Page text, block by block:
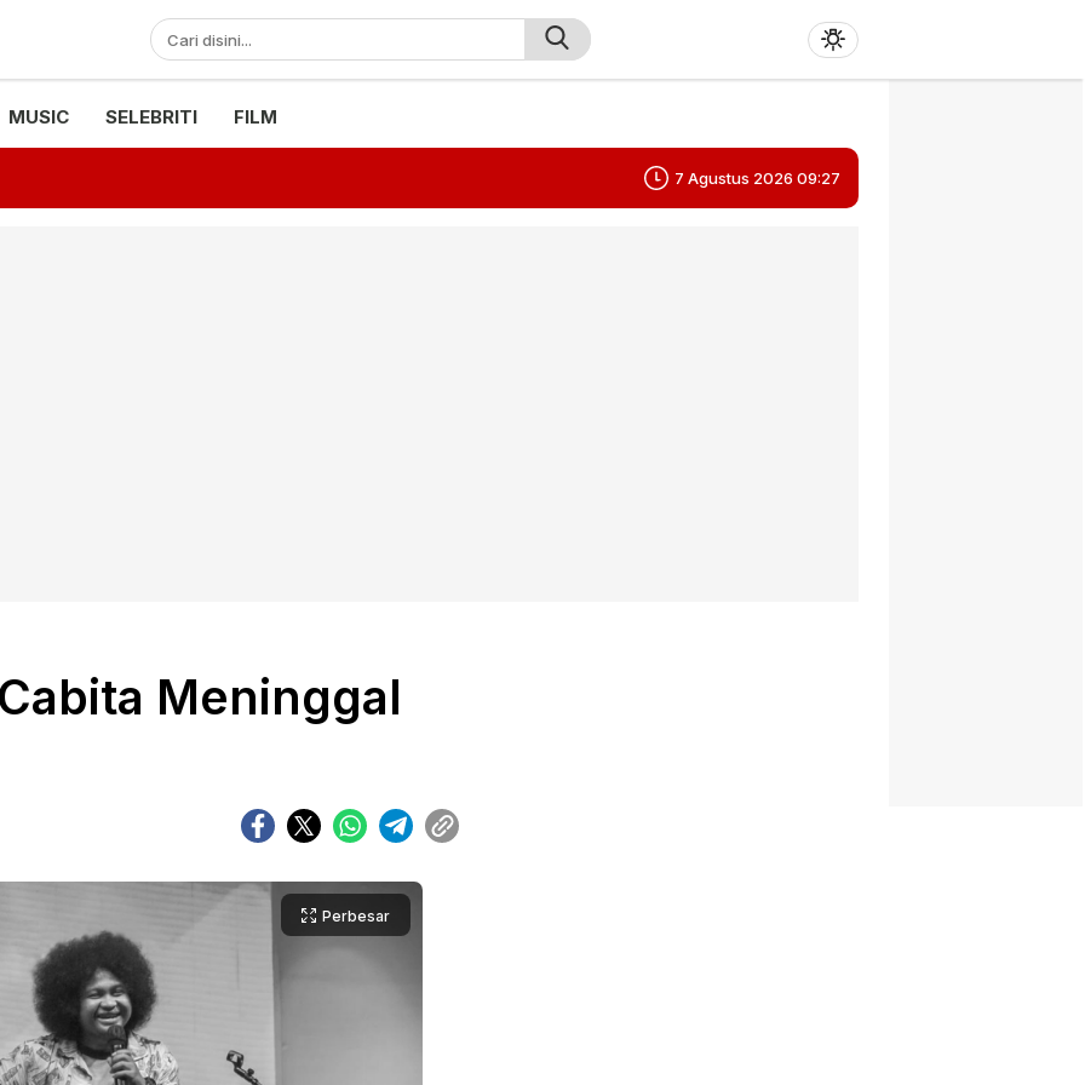
MUSIC SELEBRITI FILM
7 Agustus 2026 09:27
Meninggal
Perbesar